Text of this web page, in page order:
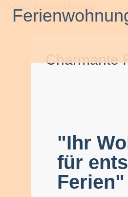
springen
Charmante
"Ihr
für
Ferien"